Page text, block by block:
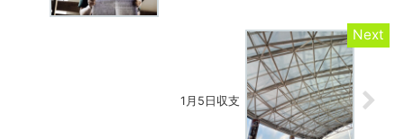
1月5日収支